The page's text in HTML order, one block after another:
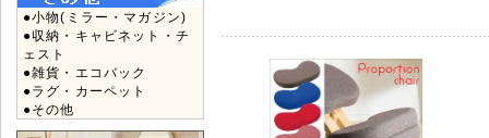
●小物(ミラー・マガジン)
●収納・キャビネット・チ
ェスト
●雑貨・エコバック
●ラグ・カーペット
●その他